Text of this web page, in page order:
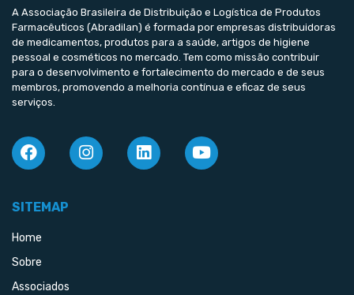
A Associação Brasileira de Distribuição e Logística de Produtos
Farmacêuticos (Abradilan) é formada por empresas distribuidoras
de medicamentos, produtos para a saúde, artigos de higiene
pessoal e cosméticos no mercado. Tem como missão contribuir
para o desenvolvimento e fortalecimento do mercado e de seus
membros, promovendo a melhoria contínua e eficaz de seus
serviços.
SITEMAP
Home
Sobre
Associados